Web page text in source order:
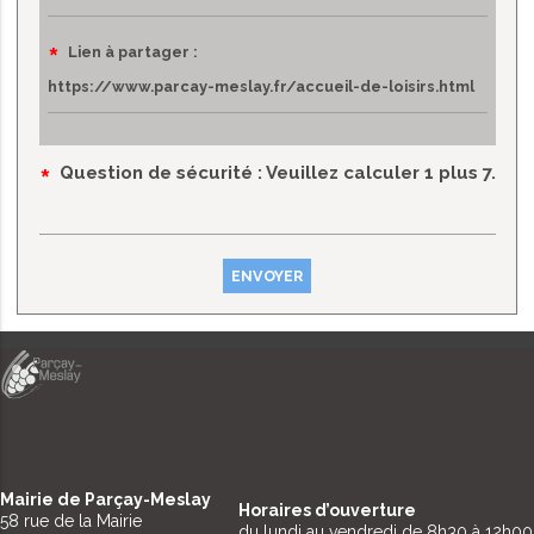
Champ
obligatoire
Lien à partager :
*
Question de sécurité
* : Veuillez calculer 1 plus 7.
Mairie de Parçay-Meslay
58 rue de la Mairie
Horaires d’ouverture